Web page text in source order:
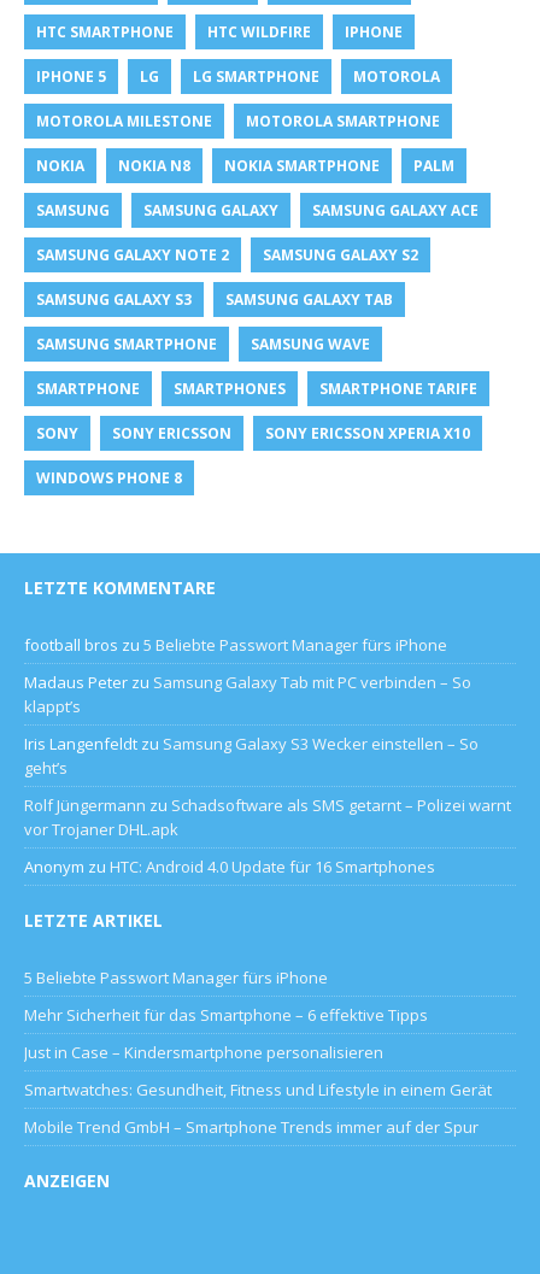
HTC SMARTPHONE HTC WILDFIRE IPHONE
IPHONE 5 LG LG SMARTPHONE MOTOROLA
MOTOROLA MILESTONE MOTOROLA SMARTPHONE
NOKIA NOKIA N8 NOKIA SMARTPHONE PALM
SAMSUNG SAMSUNG GALAXY SAMSUNG GALAXY ACE
SAMSUNG GALAXY NOTE 2 SAMSUNG GALAXY S2
SAMSUNG GALAXY S3 SAMSUNG GALAXY TAB
SAMSUNG SMARTPHONE SAMSUNG WAVE
SMARTPHONE SMARTPHONES SMARTPHONE TARIFE
SONY SONY ERICSSON SONY ERICSSON XPERIA X10
WINDOWS PHONE 8
LETZTE KOMMENTARE
football bros zu 5 Beliebte Passwort Manager fürs iPhone
Madaus Peter zu Samsung Galaxy Tab mit PC verbinden – So
klappt’s
Iris Langenfeldt zu Samsung Galaxy S3 Wecker einstellen – So
geht’s
Rolf Jüngermann zu Schadsoftware als SMS getarnt – Polizei warnt
vor Trojaner DHL.apk
Anonym zu HTC: Android 4.0 Update für 16 Smartphones
LETZTE ARTIKEL
5 Beliebte Passwort Manager fürs iPhone
Mehr Sicherheit für das Smartphone – 6 effektive Tipps
Just in Case – Kindersmartphone personalisieren
Smartwatches: Gesundheit, Fitness und Lifestyle in einem Gerät
Mobile Trend GmbH – Smartphone Trends immer auf der Spur
ANZEIGEN